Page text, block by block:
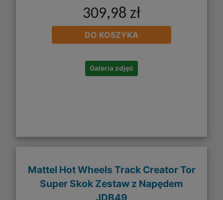
309,98 zł
DO KOSZYKA
Galeria zdjęć
Mattel Hot Wheels Track Creator Tor
Super Skok Zestaw z Napędem
JDB49